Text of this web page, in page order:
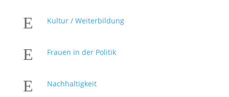
E Kultur / Weiterbildung
E Frauen in der Politik
E Nachhaltigkeit